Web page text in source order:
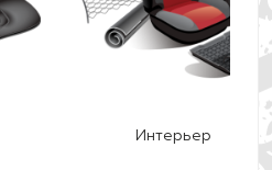
Интерьер